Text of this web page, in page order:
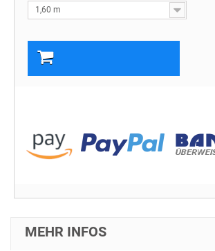
1,60 m
MEHR INFOS